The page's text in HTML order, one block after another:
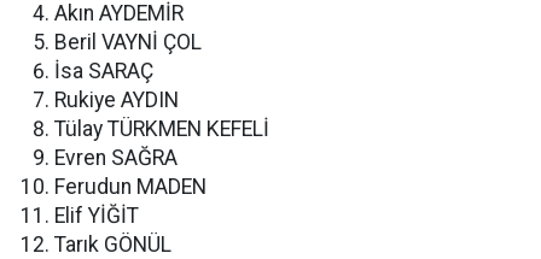
Akın AYDEMİR
Beril VAYNİ ÇOL
İsa SARAÇ
Rukiye AYDIN
Tülay TÜRKMEN KEFELİ
Evren SAĞRA
Ferudun MADEN
Elif YİĞİT
Tarık GÖNÜL